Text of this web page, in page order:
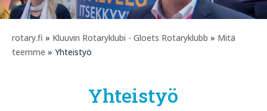
rotary.fi » Kluuvin Rotaryklubi - Gloets Rotaryklubb » Mitä
teemme » Yhteistyö
Yhteistyö